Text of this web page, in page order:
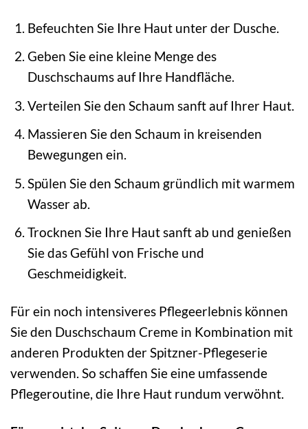
Befeuchten Sie Ihre Haut unter der Dusche.
Geben Sie eine kleine Menge des
Duschschaums auf Ihre Handfläche.
Verteilen Sie den Schaum sanft auf Ihrer Haut.
Massieren Sie den Schaum in kreisenden
Bewegungen ein.
Spülen Sie den Schaum gründlich mit warmem
Wasser ab.
Trocknen Sie Ihre Haut sanft ab und genießen
Sie das Gefühl von Frische und
Geschmeidigkeit.
Für ein noch intensiveres Pflegeerlebnis können
Sie den Duschschaum Creme in Kombination mit
anderen Produkten der Spitzner-Pflegeserie
verwenden. So schaffen Sie eine umfassende
Pflegeroutine, die Ihre Haut rundum verwöhnt.